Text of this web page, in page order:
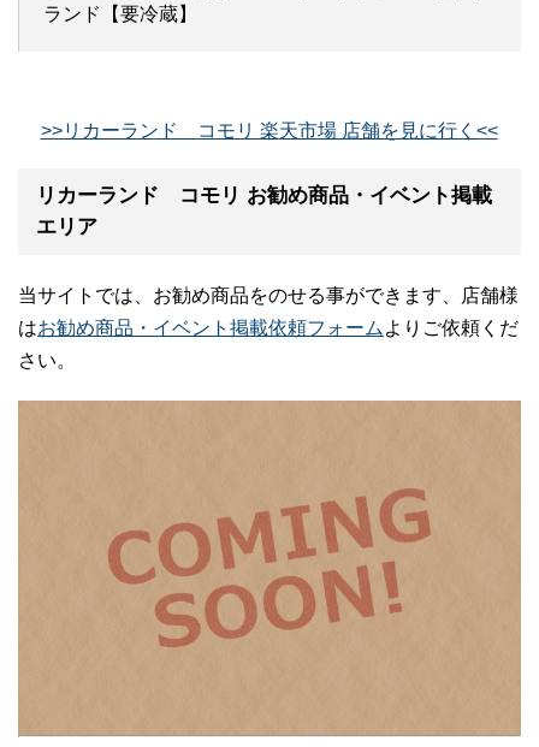
ランド【要冷蔵】
>>リカーランド コモリ 楽天市場 店舗を見に行く<<
リカーランド コモリ お勧め商品・イベント掲載
エリア
当サイトでは、お勧め商品をのせる事ができます、店舗様
はお勧め商品・イベント掲載依頼フォーム よりご依頼くだ
さい。